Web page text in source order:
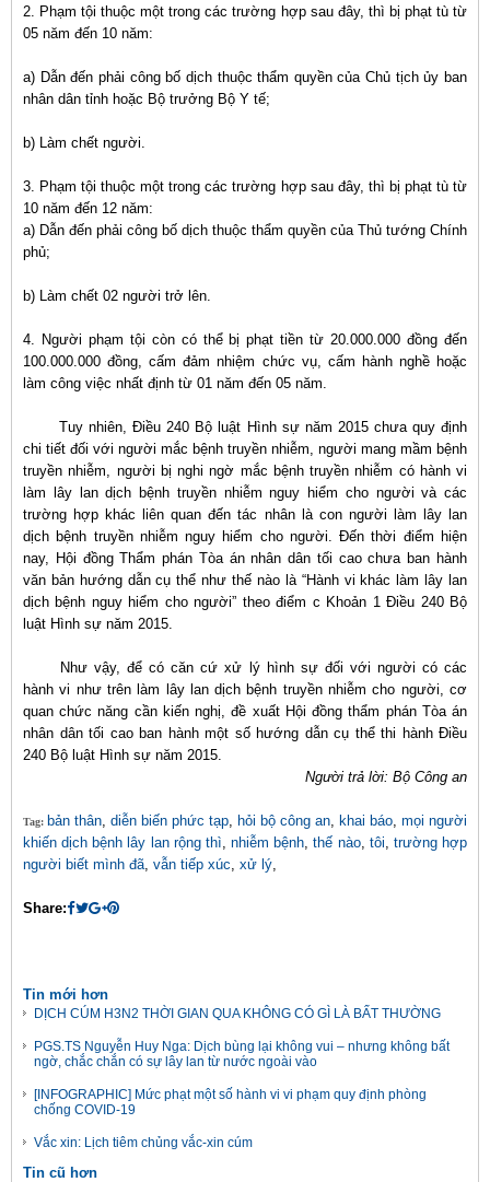
2. Phạm tội thuộc một trong các trường hợp sau đây, thì bị phạt tù từ
05 năm đến 10 năm:
a) Dẫn đến phải công bố dịch thuộc thẩm quyền của Chủ tịch ủy ban
nhân dân tỉnh hoặc Bộ trưởng Bộ Y tế;
b) Làm chết người.
3. Phạm tội thuộc một trong các trường hợp sau đây, thì bị phạt tù từ
10 năm đến 12 năm:
a) Dẫn đến phải công bố dịch thuộc thẩm quyền của Thủ tướng Chính
phủ;
b) Làm chết 02 người trở lên.
4. Người phạm tội còn có thể bị phạt tiền từ 20.000.000 đồng đến
100.000.000 đồng, cấm đảm nhiệm chức vụ, cấm hành nghề hoặc
làm công việc nhất định từ 01 năm đến 05 năm.
Tuy nhiên, Điều 240 Bộ luật Hình sự năm 2015 chưa quy định
chi tiết đối với người mắc bệnh truyền nhiễm, người mang mầm bệnh
truyền nhiễm, người bị nghi ngờ mắc bệnh truyền nhiễm có hành vi
làm lây lan dịch bệnh truyền nhiễm nguy hiểm cho người và các
trường hợp khác liên quan đến tác nhân là con người làm lây lan
dịch bệnh truyền nhiễm nguy hiểm cho người. Đến thời điểm hiện
nay, Hội đồng Thẩm phán Tòa án nhân dân tối cao chưa ban hành
văn bản hướng dẫn cụ thể như thế nào là “Hành vi khác làm lây lan
dịch bệnh nguy hiểm cho người” theo điểm c Khoản 1 Điều 240 Bộ
luật Hình sự năm 2015.
Như vậy, để có căn cứ xử lý hình sự đối với người có các
hành vi như trên làm lây lan dịch bệnh truyền nhiễm cho người, cơ
quan chức năng cần kiến nghị, đề xuất Hội đồng thẩm phán Tòa án
nhân dân tối cao ban hành một số hướng dẫn cụ thể thi hành Điều
240 Bộ luật Hình sự năm 2015.
Người trả lời: Bộ Công an
Tag: bản thân, diễn biến phức tạp, hỏi bộ công an, khai báo, mọi người
khiến dịch bệnh lây lan rộng thì,nhiễm bệnh,thế nào, tôi, trường hợp
người biết mình đã, vẫn tiếp xúc, xử lý,
Share:
Tin mới hơn
DỊCH CÚM H3N2 THỜI GIAN QUA KHÔNG CÓ GÌ LÀ BẤT THƯỜNG
PGS.TS Nguyễn Huy Nga: Dịch bùng lại không vui – nhưng không bất
ngờ, chắc chắn có sự lây lan từ nước ngoài vào
[INFOGRAPHIC] Mức phạt một số hành vi vi phạm quy định phòng
chống COVID-19
Vắc xin: Lịch tiêm chủng vắc-xin cúm
Tin cũ hơn